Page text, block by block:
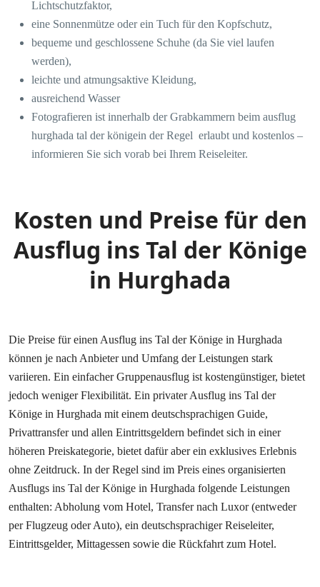
Lichtschutzfaktor,
eine Sonnenmütze oder ein Tuch für den Kopfschutz,
bequeme und geschlossene Schuhe (da Sie viel laufen
werden),
leichte und atmungsaktive Kleidung,
ausreichend Wasser
Fotografieren ist innerhalb der Grabkammern beim ausflug
hurghada tal der königein der Regel erlaubt und kostenlos –
informieren Sie sich vorab bei Ihrem Reiseleiter.
Kosten und Preise für den
Ausflug ins Tal der Könige
in Hurghada
Die Preise für einen Ausflug ins Tal der Könige in Hurghada
können je nach Anbieter und Umfang der Leistungen stark
variieren. Ein einfacher Gruppenausflug ist kostengünstiger, bietet
jedoch weniger Flexibilität. Ein privater Ausflug ins Tal der
Könige in Hurghada mit einem deutschsprachigen Guide,
Privattransfer und allen Eintrittsgeldern befindet sich in einer
höheren Preiskategorie, bietet dafür aber ein exklusives Erlebnis
ohne Zeitdruck. In der Regel sind im Preis eines organisierten
Ausflugs ins Tal der Könige in Hurghada folgende Leistungen
enthalten: Abholung vom Hotel, Transfer nach Luxor (entweder
per Flugzeug oder Auto), ein deutschsprachiger Reiseleiter,
Eintrittsgelder, Mittagessen sowie die Rückfahrt zum Hotel.